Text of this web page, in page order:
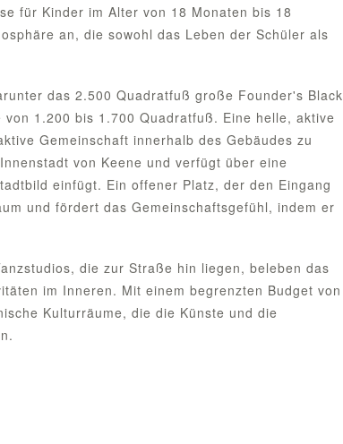
für Kinder im Alter von 18 Monaten bis 18
an, die sowohl das Leben der Schüler als
das 2.500 Quadratfuß große Founder's Black
1.200 bis 1.700 Quadratfuß. Eine helle, aktive
Gemeinschaft innerhalb des Gebäudes zu
von Keene und verfügt über eine
einfügt. Ein offener Platz, der den Eingang
und fördert das Gemeinschaftsgefühl, indem er
die zur Straße hin liegen, beleben das
im Inneren. Mit einem begrenzten Budget von
Kulturräume, die die Künste und die